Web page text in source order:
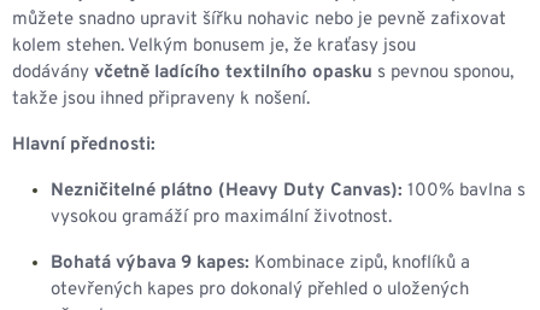
můžete snadno upravit šířku nohavic nebo je pevně zafixovat
kolem stehen. Velkým bonusem je, že kraťasy jsou
dodávány včetně ladícího textilního opasku s pevnou sponou,
takže jsou ihned připraveny k nošení.
Hlavní přednosti:
Nezničitelné plátno (Heavy Duty Canvas): 100% bavlna s
vysokou gramáží pro maximální životnost.
Bohatá výbava 9 kapes: Kombinace zipů, knoflíků a
otevřených kapes pro dokonalý přehled o uložených